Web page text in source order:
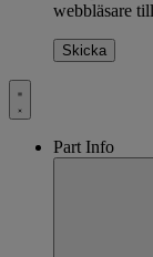
webbläsare
Part Info